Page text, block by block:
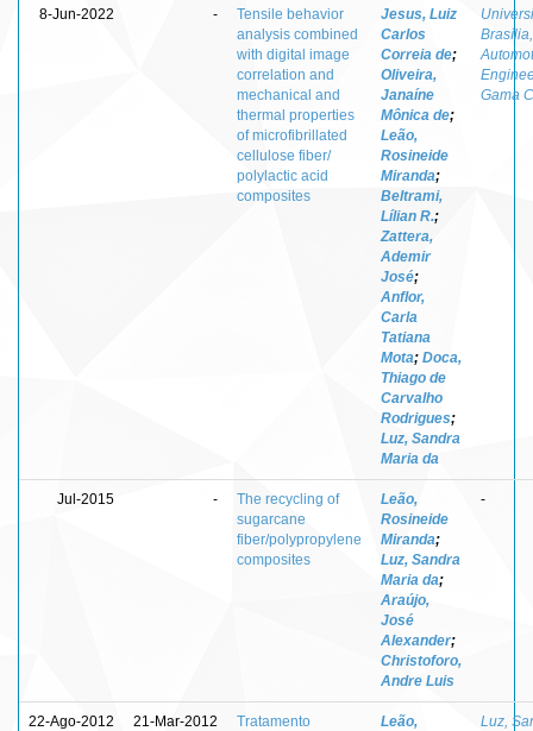
8-Jun-2022 -
Tensile behavior
analysis combined
with digital image
correlation and
mechanical and
thermal properties
of microfibrillated
cellulose fiber/
polylactic acid
composites
Jesus, Luiz
Carlos
Correia de;
Oliveira,
Janaíne
Mônica de;
Leão,
Rosineide
Miranda;
Beltrami,
Lílian R.;
Zattera,
Ademir
José;
Anflor,
Carla
Tatiana
Mota; Doca,
Thiago de
Carvalho
Rodrigues;
Luz, Sandra
Maria da
Brasília,
Gama
Jul-2015 -
The recycling of
sugarcane
fiber/polypropylene
composites
Leão,
Rosineide
Miranda;
Luz, Sandra
Maria da;
Araújo,
José
Alexander;
Christoforo,
Andre Luis
-
22-Ago-2012 21-Mar-2012
Tratamento
Leão,
Luz,